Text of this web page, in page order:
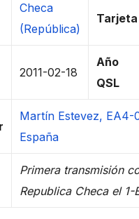
Checa
(República)
Tarjeta
2011-02-18
Año
QSL
Martín Estevez, EA4-
España
Primera transmisión
Republica Checa el 1-